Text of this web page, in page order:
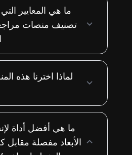
ما هي المعايير
تصنيف منصات
لماذا اخترنا هذه
ما هي أفضل أداة
الأبعاد مفصلة